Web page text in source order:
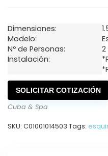
Dimensiones:
Modelo:
Nº de Personas:
2
Instalación:
SOLICITAR COTIZACIÓN
Cuba & Spa
SKU: C01001014503 Tags: